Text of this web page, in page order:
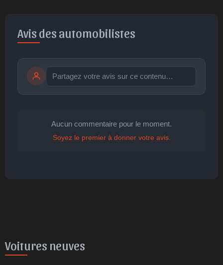
Avis des automobilistes
publication immédiate Publier
Aucun commentaire pour le moment.
Soyez le premier à donner votre avis.
Voitures neuves